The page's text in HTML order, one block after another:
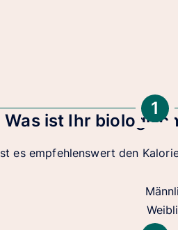
1
Was ist Ihr
es empfehlenswert den